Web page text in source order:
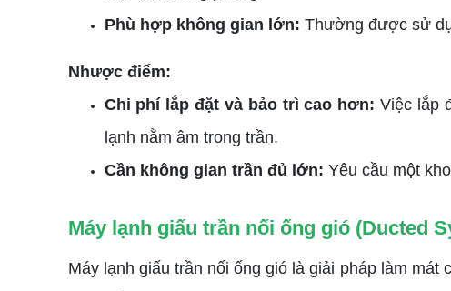
Phù hợp không gian lớn: Thường được sử
Nhược điểm:
Chi phí lắp đặt và bảo trì cao hơn:Việc lắp
lạnh nằm âm trong trần.
Cần không gian trần đủ lớn: Yêu cầu một
Máy lạnh giấu trần nối ống gió (Ducted
Máy lạnh giấu trần nối ống gió là giải pháp làm